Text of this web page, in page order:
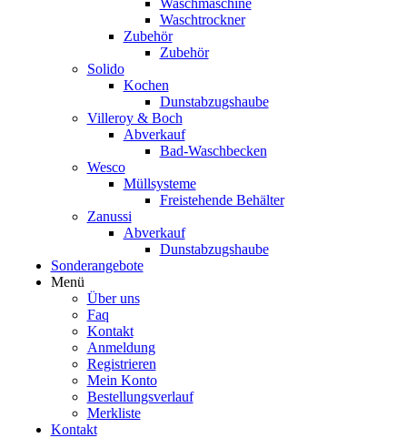
Waschmaschine
Waschtrockner
Zubehör
Zubehör
Solido
Kochen
Dunstabzugshaube
Villeroy & Boch
Abverkauf
Bad-Waschbecken
Wesco
Müllsysteme
Freistehende Behälter
Zanussi
Abverkauf
Dunstabzugshaube
Sonderangebote
Menü
Über uns
Faq
Kontakt
Anmeldung
Registrieren
Mein Konto
Bestellungsverlauf
Merkliste
Kontakt